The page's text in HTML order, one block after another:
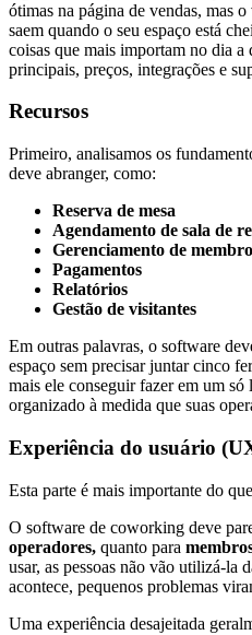
ótimas na página de vendas, mas
saem quando o seu espaço está
coisas que mais importam no dia
principais, preços, integrações e
Recursos
Primeiro, analisamos os
deve abranger, como:
Reserva de mesa
Agendamento de sala de
Gerenciamento de
Pagamentos
Relatórios
Gestão de visitantes
Em outras palavras, o software
espaço sem precisar juntar cinco
mais ele conseguir fazer em um
organizado à medida que suas
Experiência do usuário
Esta parte é mais importante do
O software de coworking deve
operadores, quanto para
usar, as pessoas não vão utilizá-la
acontece, pequenos problemas
Uma experiência desajeitada